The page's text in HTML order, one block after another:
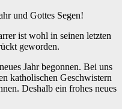
und Gottes Segen!
ist wohl in seinen letzten
geworden.
Jahr begonnen. Bei uns
katholischen Geschwistern
Deshalb ein frohes neues